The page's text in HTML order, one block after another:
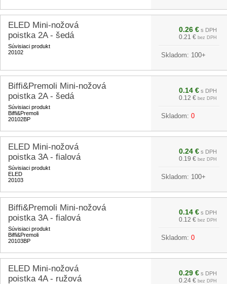
ELED Mini-nožová
poistka 2A - šedá
Súvisiaci produkt
20102
0.26 € s DPH
0.21 € bez DPH
Skladom: 100+
Biffi&Premoli Mini-nožová
poistka 2A - šedá
Súvisiaci produkt
Biffi&Premoli
20102BP
0.14 € s DPH
0.12 € bez DPH
Skladom: 0
ELED Mini-nožová
poistka 3A - fialová
Súvisiaci produkt
ELED
20103
0.24 € s DPH
0.19 € bez DPH
Skladom: 100+
Biffi&Premoli Mini-nožová
poistka 3A - fialová
Súvisiaci produkt
Biffi&Premoli
20103BP
0.14 € s DPH
0.12 € bez DPH
Skladom: 0
ELED Mini-nožová
poistka 4A - ružová
0.29 € s DPH
0.24 € bez DPH